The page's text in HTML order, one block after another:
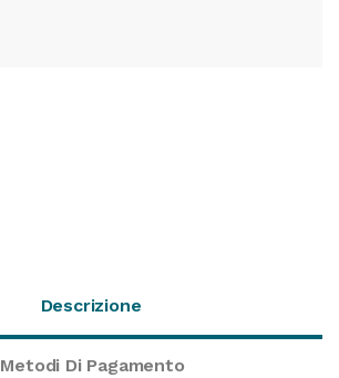
Descrizione
Metodi Di Pagamento